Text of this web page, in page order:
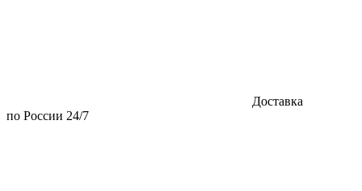
Доставка
по России 24/7